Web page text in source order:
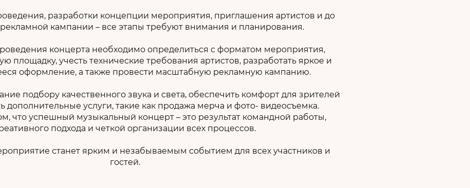
разработки концепции мероприятия, приглашения артистов и до
кампании – все этапы требуют внимания и планирования.
концерта необходимо определиться с форматом мероприятия,
площадку, учесть технические требования артистов, разработать яркое и
оформление, а также провести масштабную рекламную кампанию.
подбору качественного звука и света, обеспечить комфорт для зрителей
дополнительные услуги, такие как продажа мерча и фото- видеосъемка.
что успешный музыкальный концерт – это результат командной работы,
подхода и четкой организации всех процессов.
станет ярким и незабываемым событием для всех участников и
гостей.